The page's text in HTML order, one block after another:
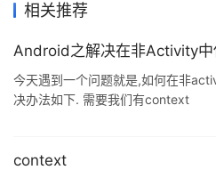
相关推荐
Android之解决在非Activity
今天遇到一个问题就是,如何在非
决办法如下. 需要我们有context
context